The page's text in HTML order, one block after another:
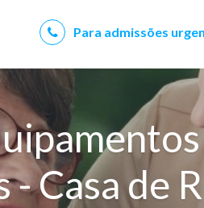
Para admissões
- Casa de